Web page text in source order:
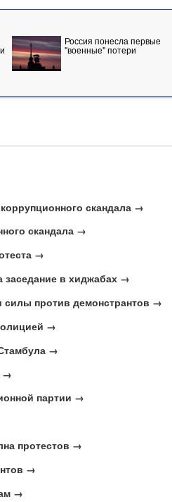
Россия понесла первые
"военные" потери
скандала →
скандала →
→
в хиджабах →
силы против демонстрантов →
→
→
→
партии →
протестов →
→
→